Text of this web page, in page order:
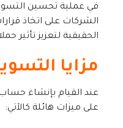
في عملية تحسين
الشركات على اتخاذ
الحقيقية لتعزيز تأثير
مزايا
على ميزات هائلة كالآتي: